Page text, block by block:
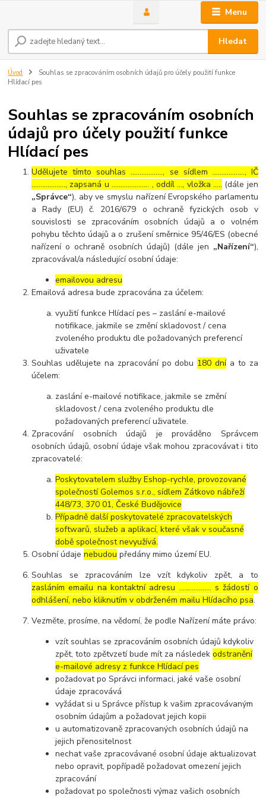
Menu
Hledat
Úvod
Souhlas se zpracováním osobních údajů pro účely použití funkce
Hlídací pes
Souhlas se zpracováním osobních
údajů pro účely použití funkce
Hlídací pes
Udělujete tímto souhlas ……………..., se sídlem ………………, IČ
………………., zapsaná u ………………… , oddíl …, vložka ….. (dále jen
„Správce“), aby ve smyslu nařízení Evropského parlamentu
a Rady (EU) č. 2016/679 o ochraně fyzických osob v
souvislosti se zpracováním osobních údajů a o volném
pohybu těchto údajů a o zrušení směrnice 95/46/ES (obecné
nařízení o ochraně osobních údajů) (dále jen „Nařízení“),
zpracovával/a následující osobní údaje:
emailovou adresu
Emailová adresa bude zpracována za účelem:
využití funkce Hlídací pes – zaslání e-mailové
notifikace, jakmile se změní skladovost / cena
zvoleného produktu dle požadovaných preferencí
uživatele
Souhlas udělujete na zpracování po dobu 180 dnía to za
účelem:
zaslání e-mailové notifikace, jakmile se změní
skladovost / cena zvoleného produktu dle
požadovaných preferencí uživatele.
Zpracování osobních údajů je prováděno Správcem
osobních údajů, osobní údaje však mohou zpracovávat i tito
zpracovatelé:
Poskytovatelem služby Eshop-rychle, provozované
společností Golemos s.r.o., sídlem Zátkovo nábřeží
448/73, 370 01, České Budějovice
Případně další poskytovatelé zpracovatelských
softwarů, služeb a aplikací, které však v současné
době společnost nevyužívá.
Osobní údajenebudou předány mimo území EU.
Souhlas se zpracováním lze vzít kdykoliv zpět, a to
zasláním emailu na kontaktní adresu ..……………. s žádostí o
odhlášení, nebo kliknutím v obdrženém mailu Hlídacího psa.
Vezměte, prosíme, na vědomí, že podle Nařízení máte právo:
vzít souhlas se zpracováním osobních údajů kdykoliv
zpět, toto zpětvzetí bude mít za následekodstranění
e-mailové adresy z funkce Hlídací pes
požadovat po Správci informaci, jaké vaše osobní
údaje zpracovává
vyžádat si u Správce přístup k vašim zpracovávaným
osobním údajům a požadovat jejich kopii
u automatizovaně zpracovaných osobních údajů na
jejich přenositelnost
nechat vaše zpracovávané osobní údaje aktualizovat
nebo opravit, popřípadě požadovat omezení jejich
zpracování
požadovat po společnosti výmaz vašich osobních